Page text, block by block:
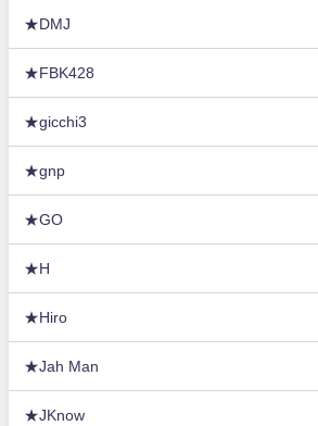
★DMJ
★FBK428
★gicchi3
★gnp
★GO
★H
★Hiro
★Jah Man
★JKnow